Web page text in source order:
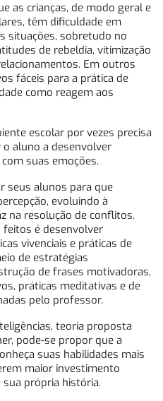
as crianças, de modo geral e
têm dificuldade em
situações, sobretudo no
de rebeldia, vitimização
Em outros
fáceis para a prática de
como reagem aos
escolar por vezes precisa
aluno a desenvolver
suas emoções.
seus alunos para que
evoluindo à
na resolução de conflitos.
feitos é desenvolver
vivenciais e práticas de
de estratégias
de frases motivadoras,
práticas meditativas e de
pelo professor.
teoria proposta
pode-se propor que a
suas habilidades mais
maior investimento
própria história.